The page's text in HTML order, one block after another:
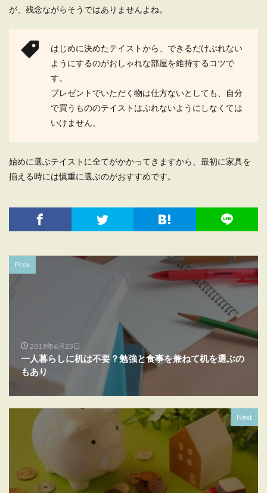
が、残念ながらそうではありませんよね。
はじめに決めたテイストから、できるだけぶれない
ようにするのがおしゃれな部屋を維持するコツで
す。
プレゼントでいただく物は仕方ないとしても、自分
で買うもののテイストはぶれないようにしなくては
いけません。
始めに選ぶテイストに全てがかかってきますから、最初に家具を
揃える時には慎重に選ぶのがおすすめです。
Prev
2019年6月23日
一人暮らしに机は不要？勉強と食事を兼ねて机を選ぶの
もあり
Next